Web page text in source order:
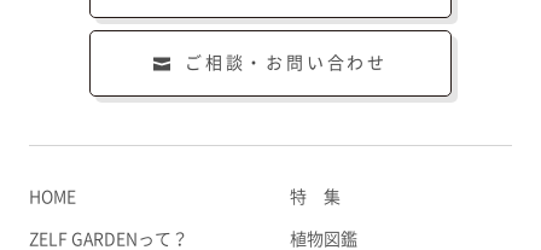
ご相談・お問い合わせ
HOME
ZELF GARDENって？
特 集
植物図鑑